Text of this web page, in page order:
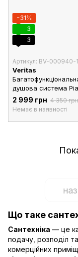
−31%
3
3
Артикул: BV-000940-1
Veritas
душова система
Brushed Silver
2 999 грн 4 350 грн
Немає в наявності
Що таке
Сантехніка — це
подачу, розподіл
комерційних